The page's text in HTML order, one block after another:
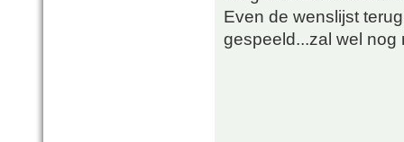
Even de wenslijst
gespeeld...zal wel nog